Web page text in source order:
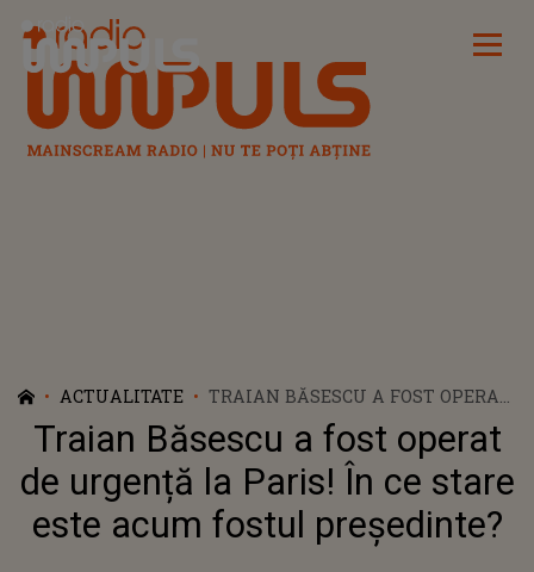
Radio Impuls
ACTUALITATE
TRAIAN BĂSESCU A FOST OPERAT
DE URGENȚĂ LA PARIS! ÎN CE
STARE ESTE ACUM FOSTUL
PREȘEDINTE?
Traian Băsescu a fost operat
de urgență la Paris! În ce stare
este acum fostul președinte?